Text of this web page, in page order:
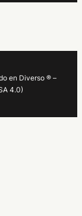
en Diverso ® –
4.0)